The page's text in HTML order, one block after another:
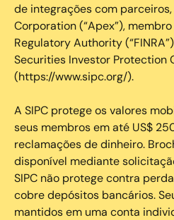
de integrações com
Corporation (“Apex”),
Regulatory Authority
Securities Investor Protection
(https://www.sipc.org/).
A SIPC protege os valores
seus membros em até US$
reclamações de dinheiro.
disponível mediante
SIPC não protege contra
cobre depósitos bancários.
mantidos em uma conta